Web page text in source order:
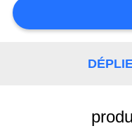
DEMANDEZ
UNE
CITATION